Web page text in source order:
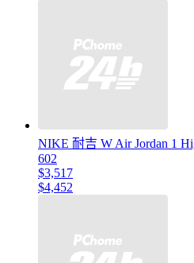
NIKE 耐吉 W Air Jordan 1
602
$3,517
$4,452